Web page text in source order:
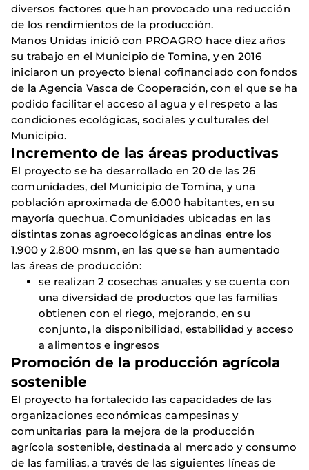
diversos factores que han provocado una reducción
de los rendimientos de la producción.
Manos Unidas inició con PROAGRO hace diez años
su trabajo en el Municipio de Tomina, y en 2016
iniciaron un proyecto bienal cofinanciado con fondos
de la Agencia Vasca de Cooperación, con el que se ha
podido facilitar el acceso al agua y el respeto a las
condiciones ecológicas, sociales y culturales del
Municipio.
Incremento de las áreas productivas
El proyecto se ha desarrollado en 20 de las 26
comunidades, del Municipio de Tomina, y una
población aproximada de 6.000 habitantes, en su
mayoría quechua. Comunidades ubicadas en las
distintas zonas agroecológicas andinas entre los
1.900 y 2.800 msnm, en las que se han aumentado
las áreas de producción:
se realizan 2 cosechas anuales y se cuenta con
una diversidad de productos que las familias
obtienen con el riego, mejorando, en su
conjunto, la disponibilidad, estabilidad y acceso
a alimentos e ingresos
Promoción de la producción agrícola
sostenible
El proyecto ha fortalecido las capacidades de las
organizaciones económicas campesinas y
comunitarias para la mejora de la producción
agrícola sostenible, destinada al mercado y consumo
de las familias, a través de las siguientes líneas de